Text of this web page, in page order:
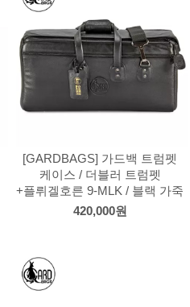
[GARDBAGS] 가드백 트럼펫
케이스 / 더블러 트럼펫
+플뤼겔호른 9-MLK / 블랙 가죽
420,000원